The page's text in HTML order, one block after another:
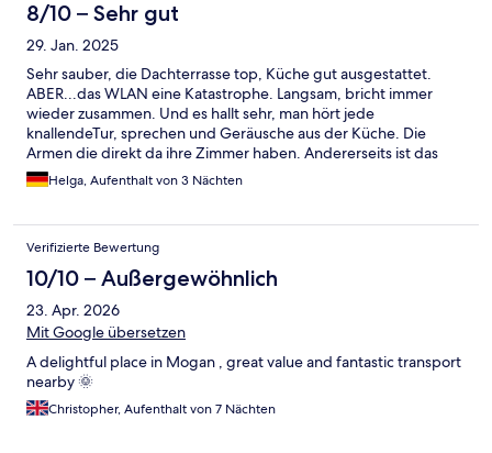
8/10 – Sehr gut
29. Jan. 2025
Sehr sauber, die Dachterrasse top, Küche gut ausgestattet.
ABER...das WLAN eine Katastrophe. Langsam, bricht immer
wieder zusammen. Und es hallt sehr, man hört jede
knallendeTur, sprechen und Geräusche aus der Küche. Die
Armen die direkt da ihre Zimmer haben. Andererseits ist das
Preis -Leistungsverhältnis nicht zu überbieten. Es ist NICHT, wie
beschrieben für Rollstühle geeignet, da die Straße extrem steil
Helga, Aufenthalt von 3 Nächten
Verifizierte Bewertung
10/10 – Außergewöhnlich
23. Apr. 2026
Mit Google übersetzen
A delightful place in Mogan , great value and fantastic transport
nearby 🌞
Christopher, Aufenthalt von 7 Nächten